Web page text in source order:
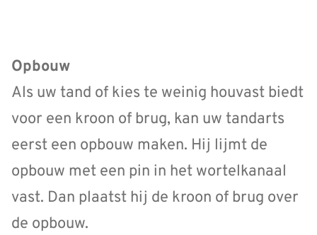
Opbouw
Als uw tand of kies te weinig houvast biedt
voor een kroon of brug, kan uw tandarts
eerst een opbouw maken. Hij lijmt de
opbouw met een pin in het wortelkanaal
vast. Dan plaatst hij de kroon of brug over
de opbouw.